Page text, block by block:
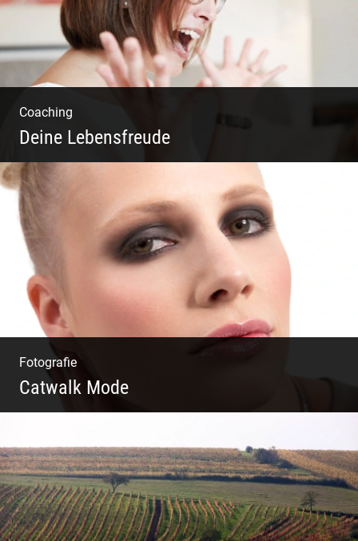
Coaching
Deine Lebensfreude
Einzel Coaching – Wir erobern DEIN Leben
zurück
Fotografie
Catwalk Mode